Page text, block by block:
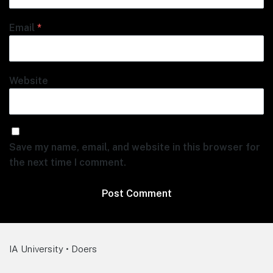
Email *
Website
Save my name, email, and website in this browser for
the next time I comment.
IA University • Doers